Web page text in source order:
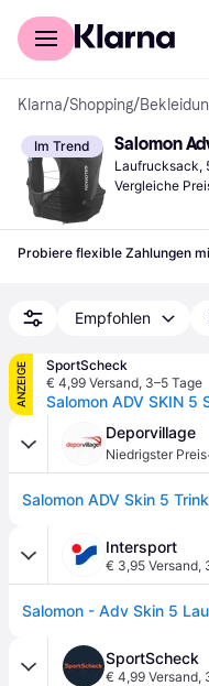
Für Shopper
Klarna/Shopping/
Im Trend Salomon
Laufrucksack,
Vergleiche
Probiere flexible Zahlungen
Empfohlen
ANZEIGE
SportScheck
€ 4,99 Versand, 3–5 Tage
Deporvillage
Niedrigster Preis·
Intersport
€ 3,95 Versand,
Salomon - Adv Skin 5
SportScheck
€ 4,99 Versand,